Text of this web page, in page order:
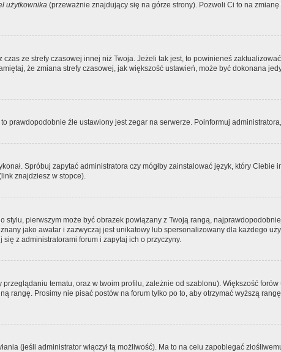
użytkownika (przeważnie znajdujący się na górze strony). Pozwoli Ci to na
ze strefy czasowej innej niż Twoja. Jeżeli tak jest, to powinieneś
że zmiana strefy czasowej, jak większość ustawień, może być dokonana
źle ustawiony jest zegar na serwerze. Poinformuj
Spróbuj zapytać administratora czy mógłby zainstalować język, który Ciebie
znajdziesz w stopce).
pierwszym może być obrazek powiązany z Twoją rangą,
jako awatar i zazwyczaj jest unikatowy lub spersonalizowany dla każdego
z administratorami forum i zapytaj ich o przyczyny.
tematu, oraz w twoim profilu, zależnie od szablonu). Większość
rangę. Prosimy nie pisać postów na forum tylko po to, aby otrzymać wyższą
(jeśli administrator włączył tą możliwość). Ma to na celu zapobiegać